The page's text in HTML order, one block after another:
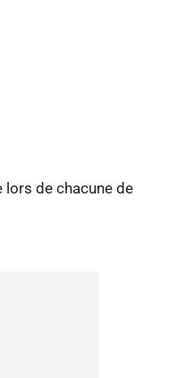
de chacune de